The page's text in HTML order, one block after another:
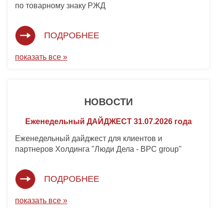
по товарному знаку РЖД
ПОДРОБНЕЕ
показать все »
НОВОСТИ
Еженедельный ДАЙДЖЕСТ 31.07.2026 года
Еженедельный дайджест для клиентов и
партнеров Холдинга "Люди Дела - BPC group"
ПОДРОБНЕЕ
показать все »